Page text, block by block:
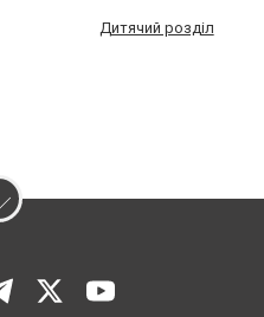
Дитячий розділ